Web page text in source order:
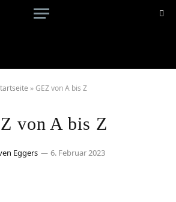
»GEZ von A bis Z
von A bis Z
Eggers 6. Februar 2023